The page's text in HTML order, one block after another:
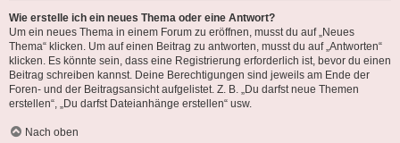
Wie erstelle ich ein neues Thema oder eine Antwort?
Um ein neues Thema in einem Forum zu eröffnen, musst du auf „Neues
Thema“ klicken. Um auf einen Beitrag zu antworten, musst du auf „Antworten“
klicken. Es könnte sein, dass eine Registrierung erforderlich ist, bevor du einen
Beitrag schreiben kannst. Deine Berechtigungen sind jeweils am Ende der
Foren- und der Beitragsansicht aufgelistet. Z. B. „Du darfst neue Themen
erstellen“, „Du darfst Dateianhänge erstellen“ usw.
Nach oben